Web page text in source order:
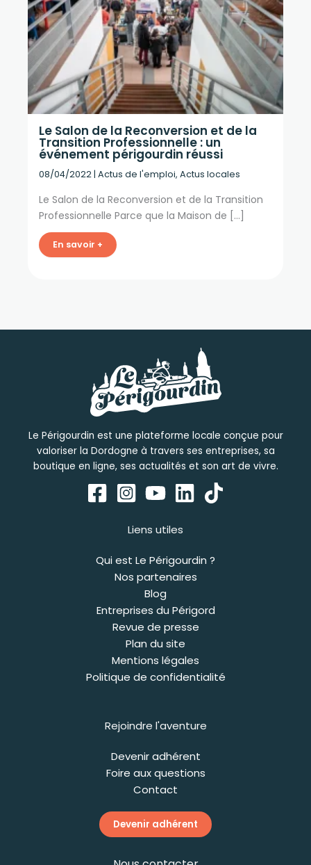
Le Salon de la Reconversion et de la
Transition Professionnelle : un
événement périgourdin réussi
08/04/2022 | Actus de l'emploi, Actus locales
Le Salon de la Reconversion et de la Transition
Professionnelle Parce que la Maison de […]
En savoir +
Le Périgourdin est une plateforme locale conçue pour
valoriser la Dordogne à travers ses entreprises, sa
boutique en ligne, ses actualités et son art de vivre.
Liens utiles
Qui est Le Périgourdin ?
Nos partenaires
Blog
Entreprises du Périgord
Revue de presse
Plan du site
Mentions légales
Politique de confidentialité
Rejoindre l'aventure
Devenir adhérent
Foire aux questions
Contact
Devenir adhérent